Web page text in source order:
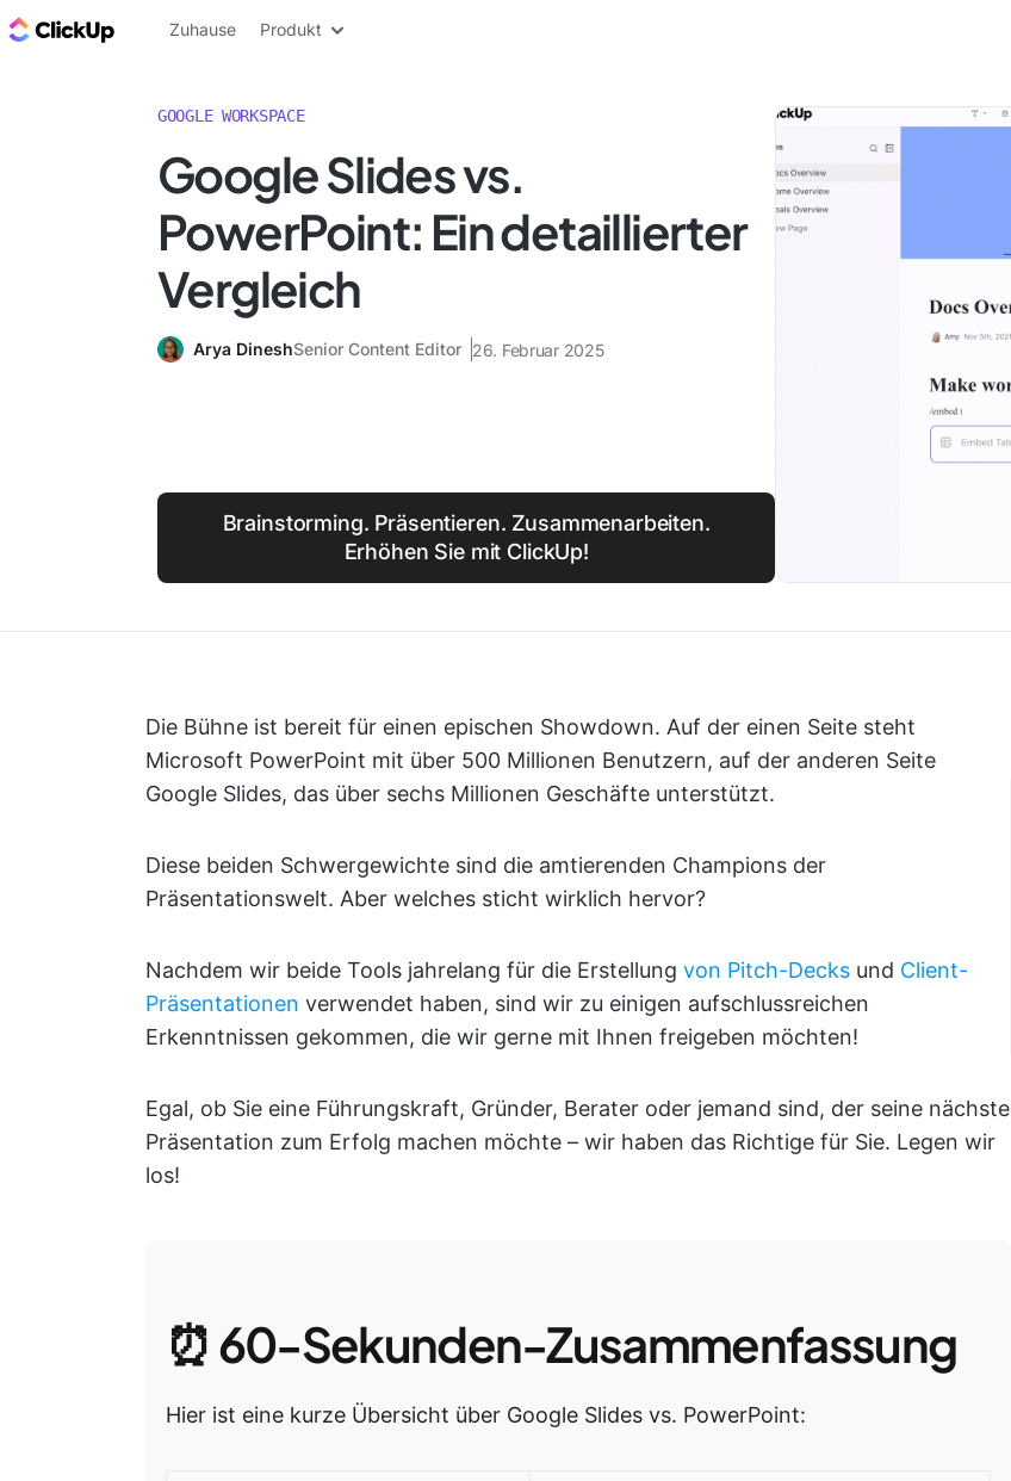
ClickUp Blog
Zuhause Produkt
GOOGLE WORKSPACE
Google Slides vs.
PowerPoint: Ein detaillierter
Vergleich
Arya DineshSenior Content Editor 26. Februar 2025
Brainstorming. Präsentieren. Zusammenarbeiten.
Erhöhen Sie mit ClickUp!
Die Bühne ist bereit für einen epischen Showdown. Auf der einen Seite steht
Microsoft PowerPoint mit über 500 Millionen Benutzern, auf der anderen Seite
Google Slides, das über sechs Millionen Geschäfte unterstützt.
Diese beiden Schwergewichte sind die amtierenden Champions der
Präsentationswelt. Aber welches sticht wirklich hervor?
Nachdem wir beide Tools jahrelang für die Erstellung von Pitch-Decks und Client-
Präsentationen verwendet haben, sind wir zu einigen aufschlussreichen
Erkenntnissen gekommen, die wir gerne mit Ihnen freigeben möchten!
Egal, ob Sie eine Führungskraft, Gründer, Berater oder jemand sind, der seine nächste
Präsentation zum Erfolg machen möchte – wir haben das Richtige für Sie. Legen wir
los!
⏰ 60-Sekunden-Zusammenfassung
Hier ist eine kurze Übersicht über Google Slides vs. PowerPoint: